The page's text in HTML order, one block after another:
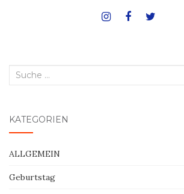
Suche
KATEGORIEN
ALLGEMEIN
Geburtstag